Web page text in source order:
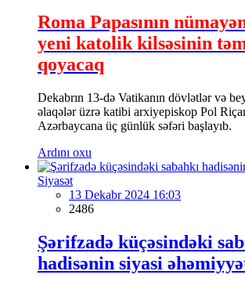
Roma Papasının
yeni katolik kilsəsinin
qoyacaq
Dekabrın 13-də Vatikanın dövlətlər və
əlaqələr üzrə katibi arxiyepiskop Pol
Azərbaycana üç günlük səfəri başlayıb.
Ardını oxu
Siyasət
13 Dekabr 2024 16:03
2486
Şərifzadə küçəsindəki
hadisənin siyasi